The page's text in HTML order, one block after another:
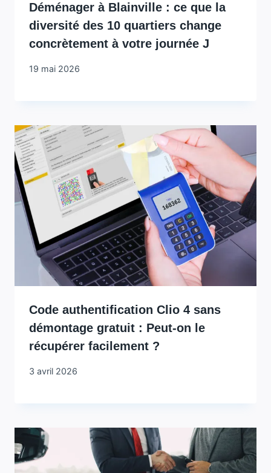
Déménager à Blainville : ce que la
diversité des 10 quartiers change
concrètement à votre journée J
19 mai 2026
Code authentification Clio 4 sans
démontage gratuit : Peut-on le
récupérer facilement ?
3 avril 2026